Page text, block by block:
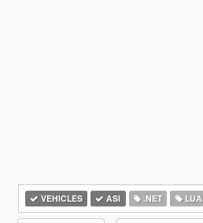
VEHICLES ASI .NET LUA